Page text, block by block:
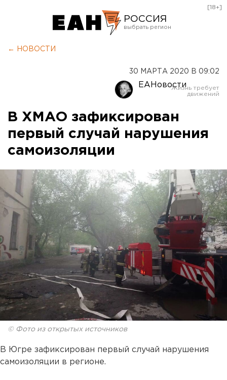
РОССИЯ
Оренбург
[18+]
← НОВОСТИ
30 МАРТА 2020 В 09:02
ЕАНовости
В ХМАО зафиксирован
первый случай нарушения
самоизоляции
© Фото из открытых источников
В Югре зафиксирован первый случай нарушения
самоизоляции в регионе.